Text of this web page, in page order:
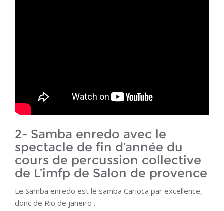
2- Samba enredo avec le
spectacle de fin d’année du
cours de percussion collective
de L’imfp de Salon de provence
Le Samba enredo est le samba Carioca par excellence,
donc de Rio de janeiro .